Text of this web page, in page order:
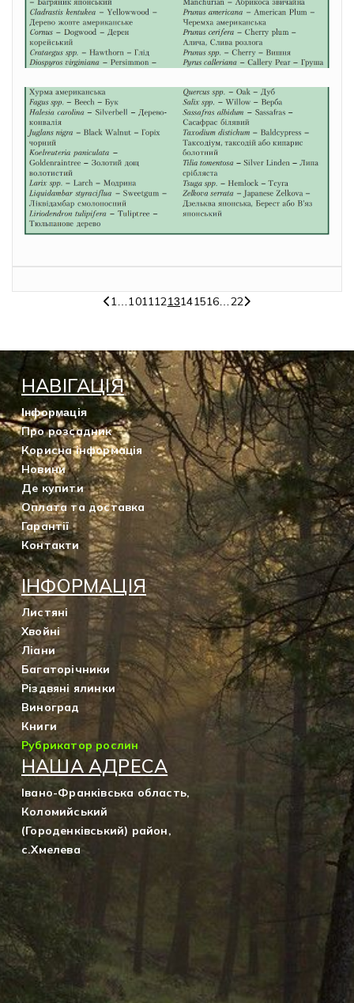
1…10111213141516…22
НАВІГАЦІЯ
Інформація
Про розсадник
Корисна інформація
Новини
Де купити
Оплата та доставка
Гарантії
Контакти
ІНФОРМАЦІЯ
Листяні
Хвойні
Ліани
Багаторічники
Різдвяні ялинки
Виноград
Книги
Рубрикатор рослин
НАША АДРЕСА
Івано-Франківська область,
Коломийський
(Городенківський) район,
с.Хмелева